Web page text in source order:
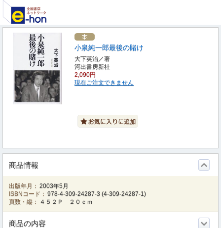
小泉純一郎最後の賭け
大下英治／著
河出書房新社
2,090円
現在ご注文できません
商品情報
出版年月： 2003年5月
ISBNコード： 978-4-309-24287-3 (4-309-24287-1)
頁数・縦：
４５２Ｐ ２０ｃｍ
商品の内容